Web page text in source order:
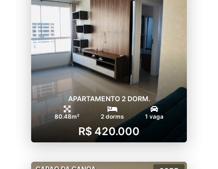
APARTAMENTO 2 DORM.
80.48m² 2 dorms 1 vaga
R$ 420.000